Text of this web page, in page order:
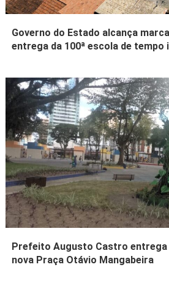
Governo do Estado alcança
entrega da 100ª escola de
Prefeito Augusto Castro
nova Praça Otávio Mangabeira